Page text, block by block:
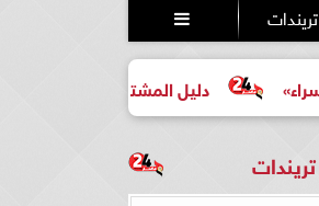
تريندات 
دليل المشتري لأول مرة لاختيار مشروع
تريندات